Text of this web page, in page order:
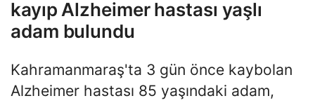
kayıp Alzheimer hastası yaşlı
adam bulundu
Kahramanmaraş'ta 3 gün önce kaybolan
Alzheimer hastası 85 yaşındaki adam,